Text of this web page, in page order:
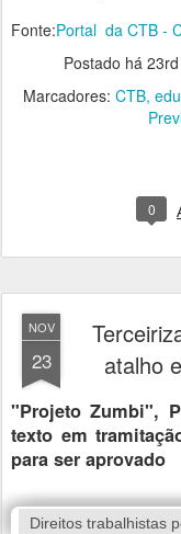
Fonte:Portal da CTB -
Postado há
Marcadores: CTB
0
NOV
23
atalho
"Projeto Zumbi",
texto em
para ser aprovado
Direitos trabalhistas